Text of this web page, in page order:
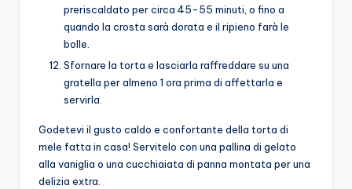
preriscaldato per circa 45-55 minuti, o fino a
quando la crosta sarà dorata e il ripieno farà le
bolle.
Sfornare la torta e lasciarla raffreddare su una
gratella per almeno 1 ora prima di affettarla e
servirla.
Godetevi il gusto caldo e confortante della torta di
mele fatta in casa! Servitelo con una pallina di gelato
alla vaniglia o una cucchiaiata di panna montata per una
delizia extra.